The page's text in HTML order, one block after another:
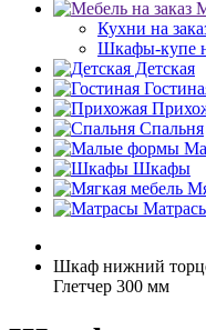
Кухни на
Шкафы-купе
Детская
Спальня
Шкафы
Шкаф нижний
Глетчер 300 мм